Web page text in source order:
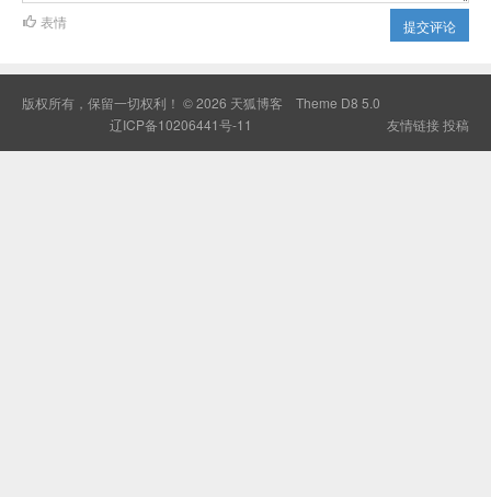
提交评论
表情
版权所有，保留一切权利！ © 2026 天狐博客 Theme D8 5.0
辽ICP备10206441号-11
友情链接投稿